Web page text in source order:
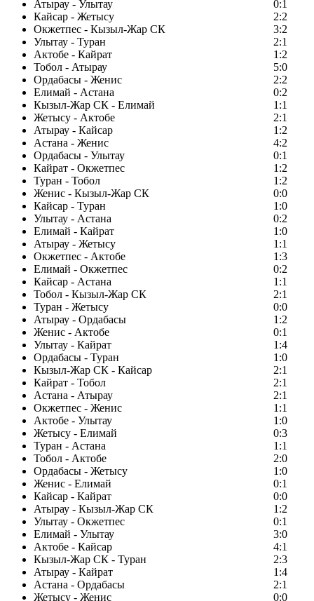
Атырау - Улытау
0:1
Кайсар - Жетысу
2:2
Окжетпес - Кызыл-Жар СК
3:2
Улытау - Туран
2:1
Актобе - Кайрат
1:2
Тобол - Атырау
5:0
Ордабасы - Женис
2:2
Елимай - Астана
0:2
Кызыл-Жар СК - Елимай
1:1
Жетысу - Актобе
2:1
Атырау - Кайсар
1:2
Астана - Женис
4:2
Ордабасы - Улытау
0:1
Кайрат - Окжетпес
1:2
Туран - Тобол
1:2
Женис - Кызыл-Жар СК
0:0
Кайсар - Туран
1:0
Улытау - Астана
0:2
Елимай - Кайрат
1:0
Атырау - Жетысу
1:1
Окжетпес - Актобе
1:3
Елимай - Окжетпес
0:2
Кайсар - Астана
1:1
Тобол - Кызыл-Жар СК
2:1
Туран - Жетысу
0:0
Атырау - Ордабасы
1:2
Женис - Актобе
0:1
Улытау - Кайрат
1:4
Ордабасы - Туран
1:0
Кызыл-Жар СК - Кайсар
2:1
Кайрат - Тобол
2:1
Астана - Атырау
2:1
Окжетпес - Женис
1:1
Актобе - Улытау
1:0
Жетысу - Елимай
0:3
Туран - Астана
1:1
Тобол - Актобе
2:0
Ордабасы - Жетысу
1:0
Женис - Елимай
0:1
Кайсар - Кайрат
0:0
Атырау - Кызыл-Жар СК
1:2
Улытау - Окжетпес
0:1
Елимай - Улытау
3:0
Актобе - Кайсар
4:1
Кызыл-Жар СК - Туран
2:3
Атырау - Кайрат
1:4
Астана - Ордабасы
2:1
Жетысу - Женис
0:0